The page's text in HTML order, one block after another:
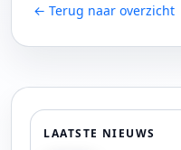
← Terug naar overzicht
LAATSTE NIEUWS